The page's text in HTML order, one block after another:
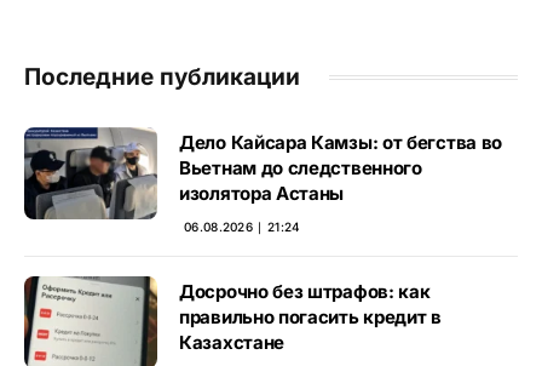
Последние публикации
Дело Кайсара Камзы: от бегства во
Вьетнам до следственного
изолятора Астаны
06.08.2026 ∣ 21:24
Досрочно без штрафов: как
правильно погасить кредит в
Казахстане